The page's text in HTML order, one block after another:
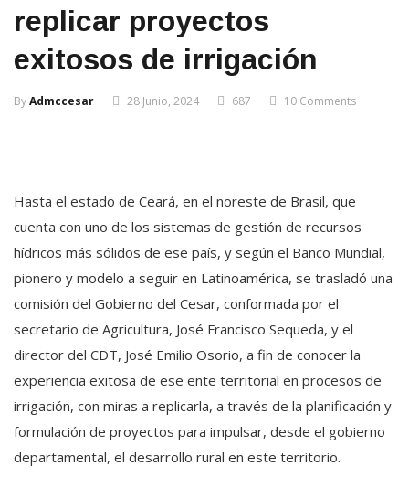
replicar proyectos
exitosos de irrigación
ByAdmccesar 28 Junio, 2024 687 10 Comments
Hasta el estado de Ceará, en el noreste de Brasil, que
cuenta con uno de los sistemas de gestión de recursos
hídricos más sólidos de ese país, y según el Banco Mundial,
pionero y modelo a seguir en Latinoamérica, se trasladó una
comisión del Gobierno del Cesar, conformada por el
secretario de Agricultura, José Francisco Sequeda, y el
director del CDT, José Emilio Osorio, a fin de conocer la
experiencia exitosa de ese ente territorial en procesos de
irrigación, con miras a replicarla, a través de la planificación y
formulación de proyectos para impulsar, desde el gobierno
departamental, el desarrollo rural en este territorio.